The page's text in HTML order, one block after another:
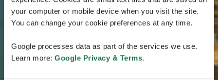
your computer or mobile device when you visit the site.
You can change your cookie preferences at any time.
Google processes data as part of the services we use.
Learn more: Google Privacy & Terms.